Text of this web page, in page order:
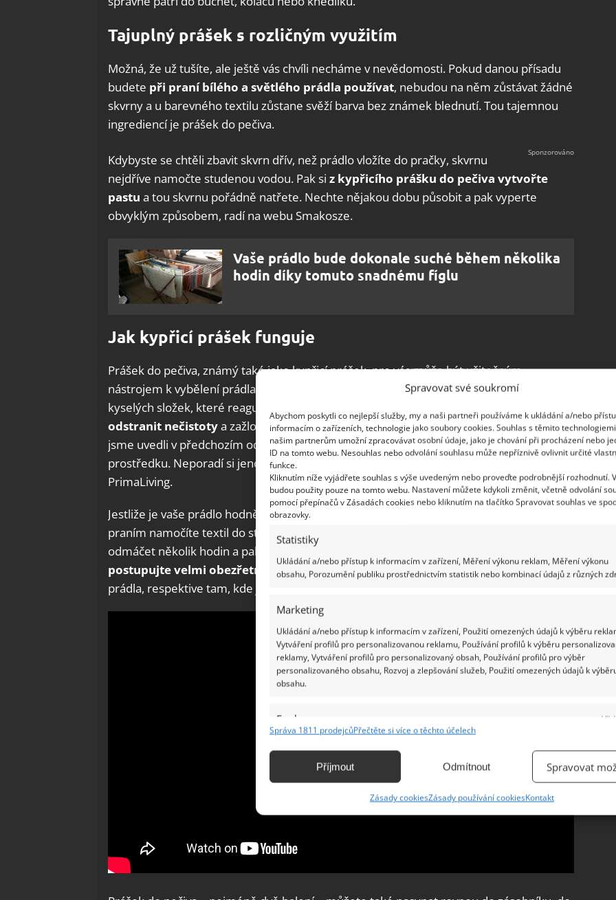
Spravovat své soukromí
Abychom poskytli co nejlepší služby, my a naši partneři používáme k ukládání a/nebo
informacím o zařízeních, technologie jako soubory cookies. Souhlas s těmito
našim partnerům umožní zpracovávat osobní údaje, jako je chování při procházení nebo
ID na tomto webu. Nesouhlas nebo odvolání souhlasu může nepříznivě ovlivnit určité
funkce.
Kliknutím níže vyjádřete souhlas s výše uvedeným nebo proveďte podrobnější rozhodnutí.
budou použity pouze na tomto webu. Nastavení můžete kdykoli změnit, včetně odvolání
pomocí přepínačů v Zásadách cookies nebo kliknutím na tlačítko Spravovat souhlas ve
obrazovky.
Statistiky
Ukládání a/nebo přístup k informacím v zařízení, Měření výkonu reklam, Měření výkonu
obsahu, Porozumění publiku prostřednictvím statistik nebo kombinací údajů z různých
Marketing
Ukládání a/nebo přístup k informacím v zařízení, Použití omezených údajů k výběru
Vytváření profilů pro personalizovanou reklamu, Používání profilů k výběru
reklamy, Vytváření profilů pro personalizovaný obsah, Používání profilů pro výběr
personalizovaného obsahu, Rozvoj a zlepšování služeb, Použití omezených údajů k
obsahu.
Funkce
Identifikace zařízení na základě automaticky přenášených informací.
základě aktivně vyžádaných informací.
Zajištění bezpečnosti, předcházení a zjišťování podvodů a
Ukládání a sdělování voleb ochrany osobních údajů.
Správa 1811 prodejcůPřečtěte si více o těchto účelech
Příjmout Odmítnout Spravovat
Zásady cookiesZásady používání cookiesKontakt
Tajuplný prášek s rozličným využitím
Možná, že už tušíte, ale ještě vás chvíli necháme v nevědomosti. Pokud danou přísadu
budete při praní bílého a světlého prádla používat, nebudou na něm zůstávat žádné
skvrny a u barevného textilu zůstane svěží barva bez známek blednutí. Tou tajemnou
ingrediencí je prášek do pečiva.
Kdybyste se chtěli zbavit skvrn dřív, než prádlo vložíte do pračky, skvrnu
nejdříve namočte studenou vodou. Pak si z kypřicího prášku do pečiva vytvořte
pastu a tou skvrnu pořádně natřete. Nechte nějakou dobu působit a pak vyperte
obvyklým způsobem, radí na webu Smakosze.
Vaše prádlo bude dokonale suché během několika
hodin díky tomuto snadnému fíglu
Jak kypřicí prášek funguje
Prášek do pečiva, známý také jako kypřicí prášek, pro vás může být užitečným
nástrojem k vybělení prádla. Jeho účinnost je dána obsahem jedlé sody a některých
kyselých složek, které reagují s vodou. Při tom se
odstranit nečistotya zažloutlé skvrny. Takže nechcete-li čistit skvrny samostatně, jak
jsme uvedli v předchozím odstavci, vmíchejte kypřicí prášek do běžného pracího
prostředku. Neporadí si jenom se špínou, ale také s mastnotou a plísněmi, jak uvádí
PrimaLiving.
Jestliže je vaše prádlo hodně zažloutlé nebo zašedlé, mohlo by pomoci, když před
praním namočíte textil do studené vody s větší dávkou prášku do pečiva. Nechte prádlo
odmáčet několik hodin a pak je vyperte běžným způsobem.
postupujte velmi obezřetně
, raději kypřicí prášek vyzkoušejte na malém kousku
prádla, respektive tam, kde je skvrna, abyste měli jistotu, že si prádlo nezničíte.